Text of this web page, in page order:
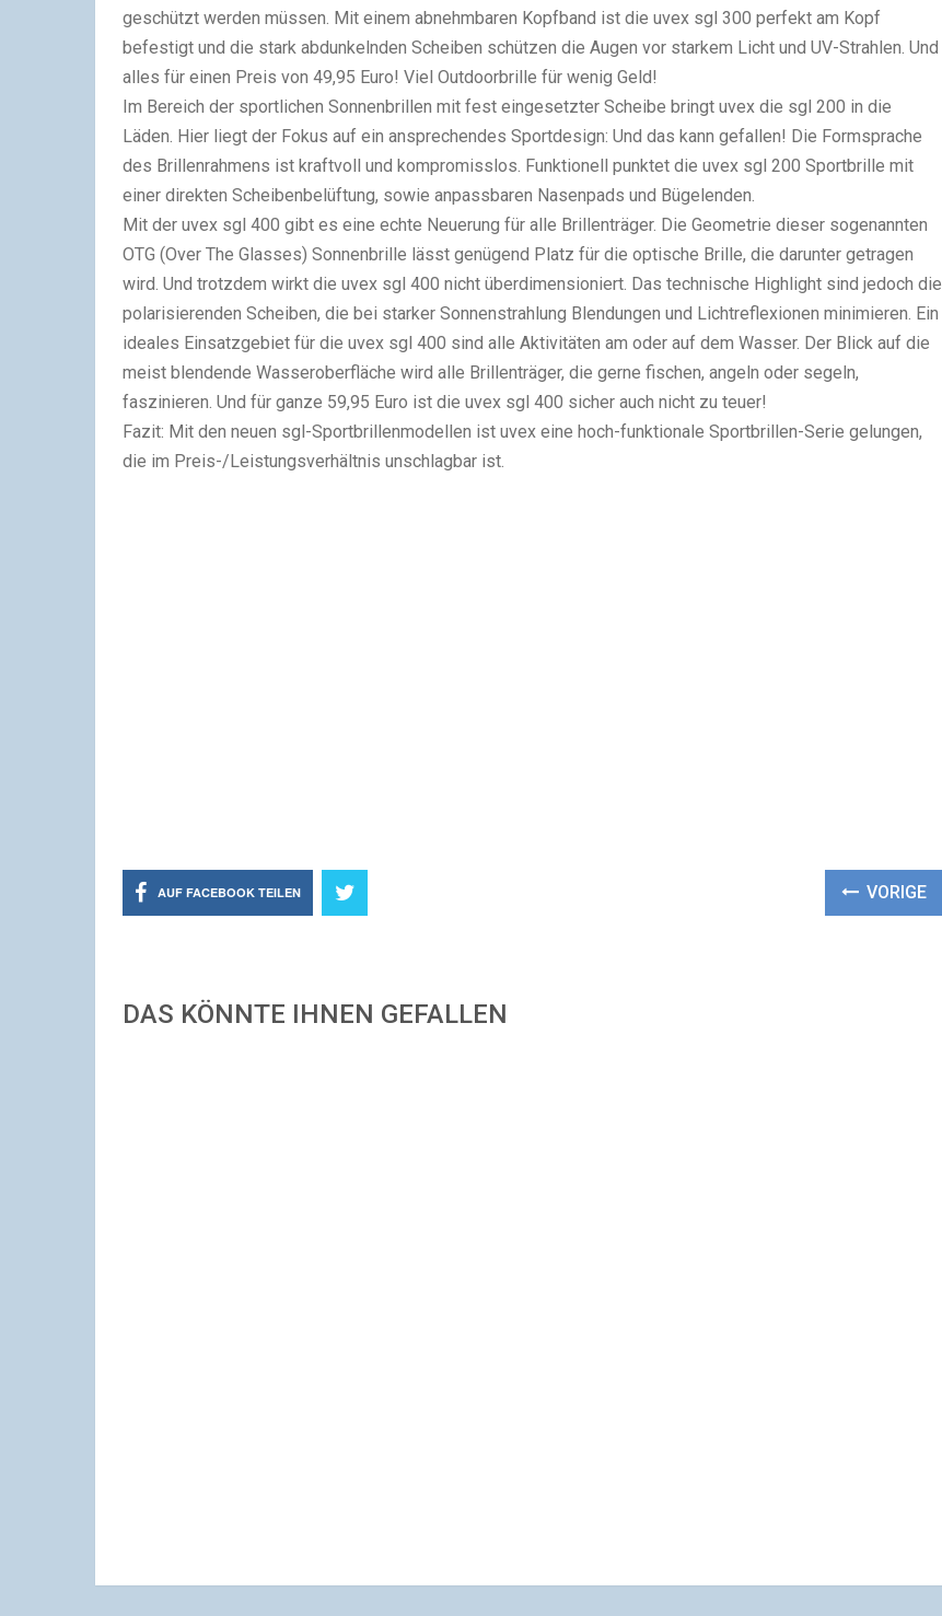
geschützt werden müssen. Mit einem abnehmbaren Kopfband ist die uvex sgl 300 perfekt am Kopf
befestigt und die stark abdunkelnden Scheiben schützen die Augen vor starkem Licht und UV-Strahlen. Und
alles für einen Preis von 49,95 Euro! Viel Outdoorbrille für wenig Geld!
Im Bereich der sportlichen Sonnenbrillen mit fest eingesetzter Scheibe bringt uvex die sgl 200 in die
Läden. Hier liegt der Fokus auf ein ansprechendes Sportdesign: Und das kann gefallen! Die Formsprache
des Brillenrahmens ist kraftvoll und kompromisslos. Funktionell punktet die uvex sgl 200 Sportbrille mit
einer direkten Scheibenbelüftung, sowie anpassbaren Nasenpads und Bügelenden.
Mit der uvex sgl 400 gibt es eine echte Neuerung für alle Brillenträger. Die Geometrie dieser sogenannten
OTG (Over The Glasses) Sonnenbrille lässt genügend Platz für die optische Brille, die darunter getragen
wird. Und trotzdem wirkt die uvex sgl 400 nicht überdimensioniert. Das technische Highlight sind jedoch die
polarisierenden Scheiben, die bei starker Sonnenstrahlung Blendungen und Lichtreflexionen minimieren. Ein
ideales Einsatzgebiet für die uvex sgl 400 sind alle Aktivitäten am oder auf dem Wasser. Der Blick auf die
meist blendende Wasseroberfläche wird alle Brillenträger, die gerne fischen, angeln oder segeln,
faszinieren. Und für ganze 59,95 Euro ist die uvex sgl 400 sicher auch nicht zu teuer!
Fazit: Mit den neuen sgl-Sportbrillenmodellen ist uvex eine hoch-funktionale Sportbrillen-Serie gelungen,
die im Preis-/Leistungsverhältnis unschlagbar ist.
AUF FACEBOOK TEILEN VORIGE
DAS KÖNNTE IHNEN GEFALLEN